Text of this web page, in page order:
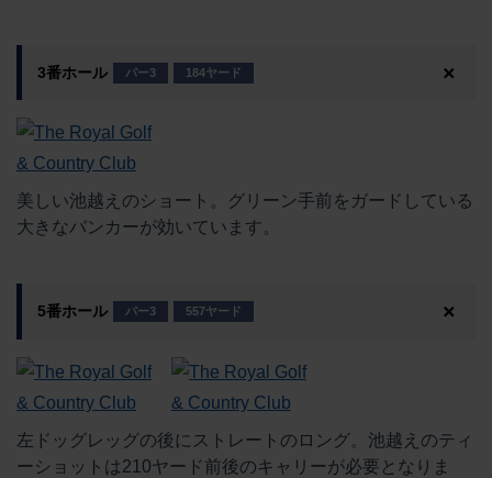
3番ホール パー3 184ヤード
美しい池越えのショート。グリーン手前をガードしている
大きなバンカーが効いています。
5番ホール パー3 557ヤード
左ドッグレッグの後にストレートのロング。池越えのティ
ーショットは210ヤード前後のキャリーが必要となりま